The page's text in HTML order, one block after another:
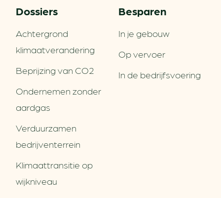
Dossiers
Achtergrond
klimaatverandering
Beprijzing van CO2
Ondernemen zonder
aardgas
Verduurzamen
bedrijventerrein
Klimaattransitie op
wijkniveau
Besparen
In je gebouw
Op vervoer
In de bedrijfsvoering